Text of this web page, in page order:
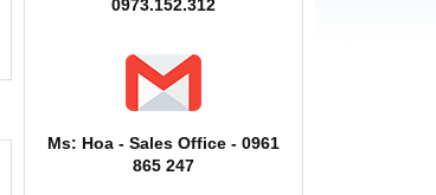
0973.152.312
Ms: Hoa - Sales Office - 0961
865 247